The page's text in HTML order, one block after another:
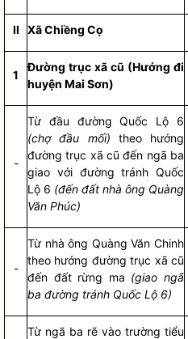
II Xã Chiềng Cọ
1
Đường trục xã cũ (Hướng đi
huyện Mai Sơn)
-
Từ đầu đường Quốc Lộ 6
(chợ đầu mối) theo hướng
đường trục xã cũ đến ngã ba
giao với đường tránh Quốc
Lộ 6 (đến đất nhà ông Quàng
Văn Phúc)
-
Từ nhà ông Quàng Văn Chinh
theo hướng đường trục xã cũ
đến đất rừng ma (giao ngã
ba đường tránh Quốc Lộ 6)
Từ ngã ba rẽ vào trường tiểu